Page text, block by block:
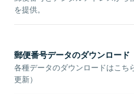
を提供。
郵便番号データのダウンロード
各種データのダウンロードはこち
更新）